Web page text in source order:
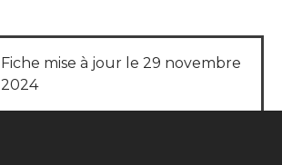
Fiche mise à jour le 29 novembre
2024